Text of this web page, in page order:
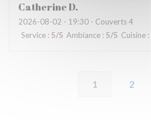
CatherineD
2026-08-02 - 19:30 - Couverts 4
Service : 5/5 Ambiance : 5/5 Cuisine :
1 2